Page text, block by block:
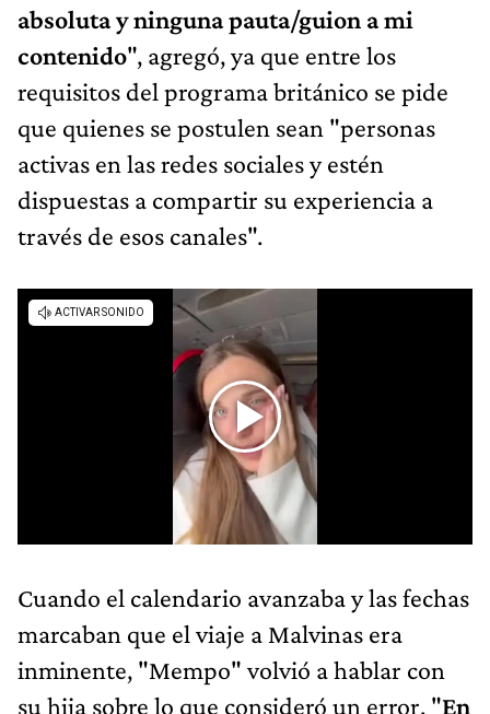
absoluta y ninguna pauta/guion a mi
contenido", agregó, ya que entre los
requisitos del programa británico se pide
que quienes se postulen sean "personas
activas en las redes sociales y estén
dispuestas a compartir su experiencia a
través de esos canales".
Cuando el calendario avanzaba y las fechas
marcaban que el viaje a Malvinas era
inminente, "Mempo" volvió a hablar con
su hija sobre lo que consideró un error. "En